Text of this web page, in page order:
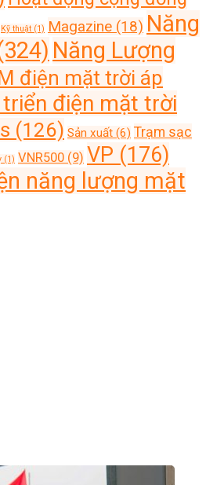
Kỹ thuật (1) Magazine (18) Năng
Năng Lượng
điện mặt trời áp
điện mặt trời
(126) Sản xuất (6) Trạm sạc
(1) VNR500 (9) VP (176)
năng lượng mặt